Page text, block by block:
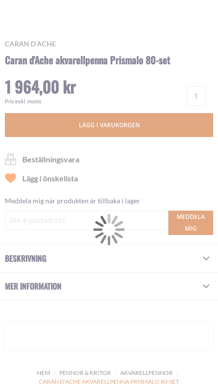
HEM PENNOR & KRITOR
AKVARELLPENNOR
CARAN D'ACHE AKVARELLPENNA PRISMALO 80-SET
CARAN D'ACHE
Caran d'Ache akvarellpenna Prismalo 80-set
1 964,00 kr
Pris exkl. moms
LÄGG I VARUKORGEN
Beställningsvara
Lägg i önskelista
Meddela mig när produkten är tillbaka i lager
MEDDELA
MIG
Skip
the
of
images
BESKRIVNING
MER INFORMATION